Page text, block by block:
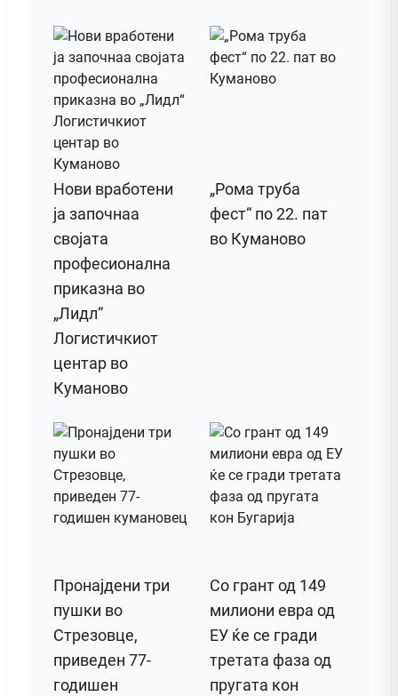
Нови вработени
ја започнаа
својата
професионална
приказна во
„Лидл“
Логистичкиот
центар во
Куманово
„Рома труба
фест“ по 22. пат
во Куманово
Пронајдени три
пушки во
Стрезовце,
приведен 77-
годишен
Со грант од 149
милиони евра од
ЕУ ќе се гради
третата фаза од
пругата кон